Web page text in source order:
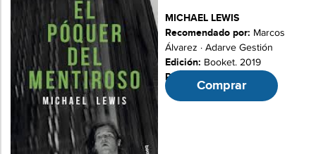
MICHAEL LEWIS
Recomendado por: Marcos
Álvarez · Adarve Gestión
Edición: Booket. 2019
Páginas:Comprar